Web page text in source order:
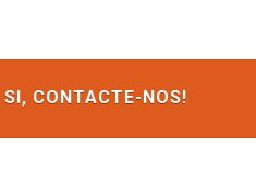
CONTACTE-NOS!